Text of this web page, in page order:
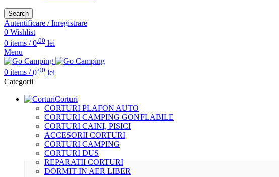
Search
Autentificare / Inregistrare
0 Wishlist
0 items / 0.00 lei
Menu
0 items / 0 .00 lei
Categorii
Corturi
CORTURI PLAFON AUTO
CORTURI CAMPING GONFLABILE
CORTURI CAINI, PISICI
ACCESORII CORTURI
CORTURI CAMPING
CORTURI DUS
REPARATII CORTURI
DORMIT IN AER LIBER